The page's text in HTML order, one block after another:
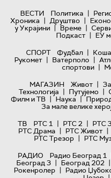
ВЕСТИ Политика |
Хроника | Друштво |
у Украјини | Време |
Подкаст | ЕУ
СПОРТ
Фудбал |
Рукомет | Ватерполо |
спортови |
МАГАЗИН
Живот |
Технологијa | Путујемо |
Филм и ТВ | Наука |
За мале велике
ТВ
РТС 1 | РТС 2 | РТС 3
РТС Драма | РТС Живот |
РТС Трезор | РТС
РАДИО
Радио Београд 1
Београд 3 | Београд 202 |
Рокенролер | Радио